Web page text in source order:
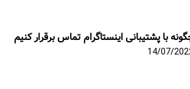
با پشتیبانی اینستاگرام تماس برقرار کنیم
14/07/